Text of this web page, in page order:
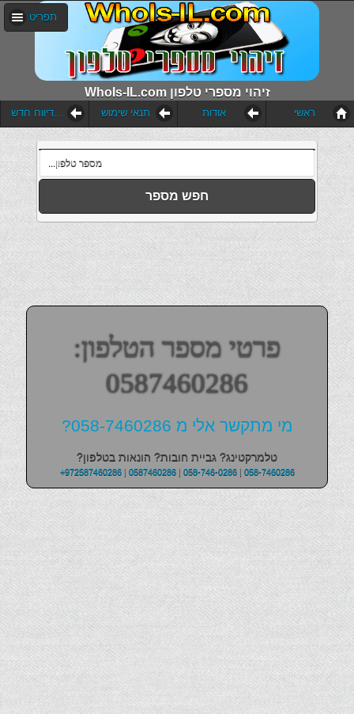
WhoIs-IL.com זיהוי מספרי טלפון
תפריט
הוסף דיווח חדש תנאי שימוש אודות ראשי
חפש מספר
פרטי מספר הטלפון:
0587460286
מי מתקשר אלי מ 058-7460286?
טלמרקטינג? גביית חובות? הונאות בטלפון?
+972587460286| 0587460286| 058-746-0286| 058-7460286